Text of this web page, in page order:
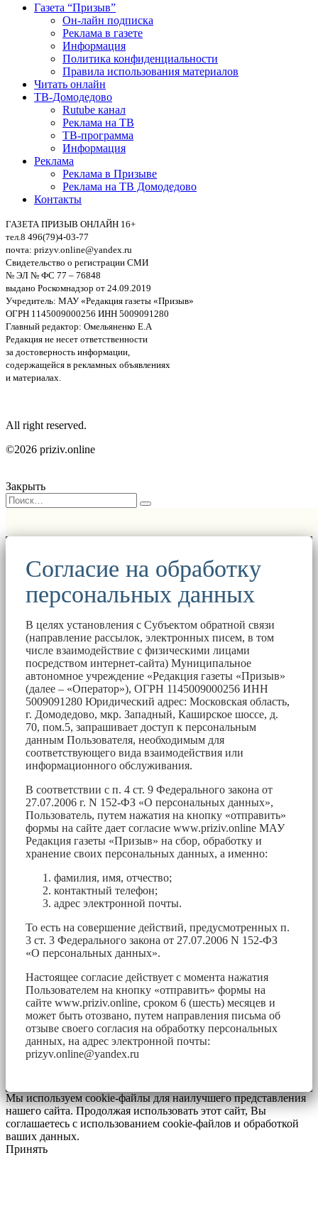
Газета “Призыв”
Он-лайн подписка
Реклама в газете
Информация
Политика конфиденциальности
Правила использования материалов
Читать онлайн
ТВ-Домодедово
Rutube канал
Реклама на ТВ
ТВ-программа
Информация
Реклама
Реклама в Призыве
Реклама на ТВ Домодедово
Контакты
ГАЗЕТА ПРИЗЫВ ОНЛАЙН 16+
тел.8 496(79)4-03-77
почта: prizyv.online@yandex.ru
Свидетельство о регистрации СМИ
№ ЭЛ № ФС 77 – 76848
выдано Роскомнадзор от 24.09.2019
Учредитель: МАУ «Редакция газеты «Призыв»
ОГРН 1145009000256 ИНН 5009091280
Главный редактор: Омельяненко Е.А
Редакция не несет ответственности
за достоверность информации,
содержащейся в рекламных объявлениях
и материалах.
All right reserved.
©2026 priziv.online
Закрыть
Согласие на обработку
персональных данных
В целях установления с Субъектом обратной связи
(направление рассылок, электронных писем, в том
числе взаимодействие с физическими лицами
посредством интернет-сайта) Муниципальное
автономное учреждение «Редакция газеты «Призыв»
(далее – «Оператор»), ОГРН 1145009000256 ИНН
5009091280 Юридический адрес: Московская область,
г. Домодедово, мкр. Западный, Каширское шоссе, д.
70, пом.5, запрашивает доступ к персональным
данным Пользователя, необходимым для
соответствующего вида взаимодействия или
информационного обслуживания.
В соответствии с п. 4 ст. 9 Федерального закона от
27.07.2006 г. N 152-ФЗ «О персональных данных»,
Пользователь, путем нажатия на кнопку «отправить»
формы на сайте дает согласие www.priziv.online МАУ
Редакция газеты «Призыв» на сбор, обработку и
хранение своих персональных данных, а именно:
фамилия, имя, отчество;
контактный телефон;
адрес электронной почты.
То есть на совершение действий, предусмотренных п.
3 ст. 3 Федерального закона от 27.07.2006 N 152-ФЗ
«О персональных данных».
Настоящее согласие действует с момента нажатия
Пользователем на кнопку «отправить» формы на
сайте www.priziv.online, сроком 6 (шесть) месяцев и
может быть отозвано, путем направления письма об
отзыве своего согласия на обработку персональных
данных, на адрес электронной почты:
prizyv.online@yandex.ru
Мы используем cookie-файлы для наилучшего представления
нашего сайта. Продолжая использовать этот сайт, Вы
соглашаетесь с использованием cookie-файлов и обработкой
ваших данных.
Принять